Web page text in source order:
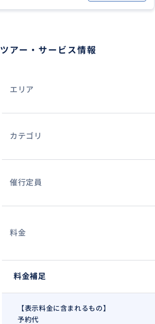
ツアー・サービス情報
エリア
カテゴリ
催行定員
料金
料金補足
【表示料金に含まれるもの】
予約代